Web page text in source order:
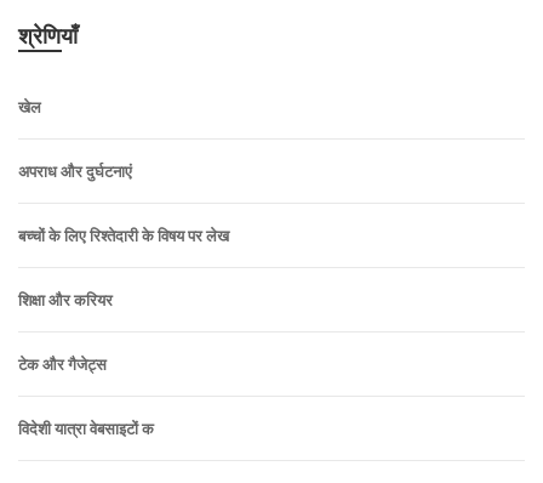
श्रेणियाँ
खेल
अपराध और दुर्घटनाएं
बच्चों के लिए रिश्तेदारी के विषय पर लेख
शिक्षा और करियर
टेक और गैजेट्स
विदेशी यात्रा वेबसाइटों क